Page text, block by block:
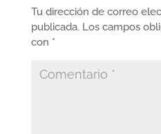
Tu dirección de correo
publicada. Los campos
con *